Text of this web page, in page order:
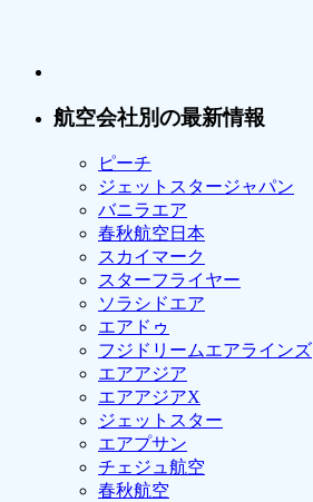
航空会社別の最新情報
ピーチ
ジェットスタージャパン
バニラエア
春秋航空日本
スカイマーク
スターフライヤー
ソラシドエア
エアドゥ
フジドリームエアラインズ
エアアジア
エアアジアX
ジェットスター
エアプサン
チェジュ航空
春秋航空